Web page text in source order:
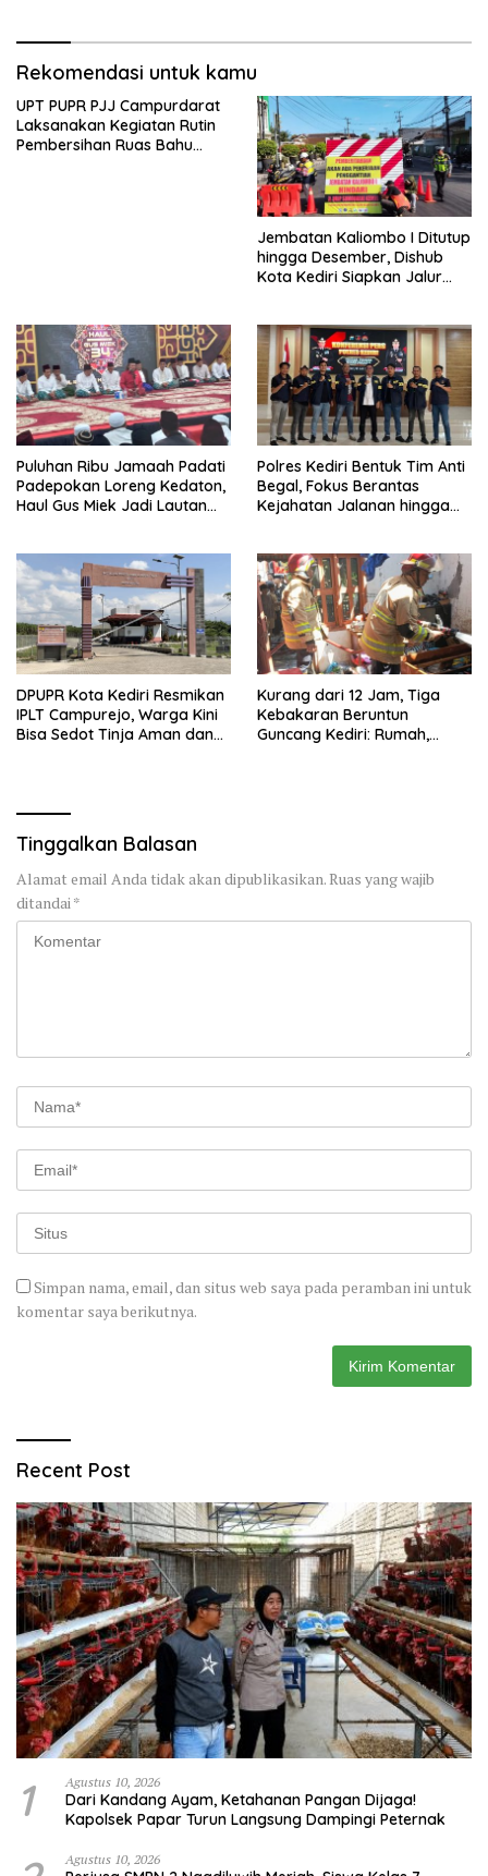
Rekomendasi untuk kamu
UPT PUPR PJJ Campurdarat
Laksanakan Kegiatan Rutin
Pembersihan Ruas Bahu
Jembatan Kaliombo I Ditutup
hingga Desember, Dishub
Kota Kediri Siapkan Jalur
Puluhan Ribu Jamaah Padati
Padepokan Loreng Kedaton,
Haul Gus Miek Jadi Lautan
Polres Kediri Bentuk Tim Anti
Begal, Fokus Berantas
Kejahatan Jalanan hingga
DPUPR Kota Kediri Resmikan
IPLT Campurejo, Warga Kini
Bisa Sedot Tinja Aman dan
Kurang dari 12 Jam, Tiga
Kebakaran Beruntun
Guncang Kediri: Rumah,
Tinggalkan Balasan
Alamat email Anda tidak akan dipublikasikan.Ruas yang wajib
ditandai *
Simpan nama, email, dan situs web saya pada peramban ini untuk
komentar saya berikutnya.
Recent Post
1 Agustus 10, 2026
Dari Kandang Ayam, Ketahanan Pangan Dijaga!
Kapolsek Papar Turun Langsung Dampingi Peternak
Agustus 10, 2026